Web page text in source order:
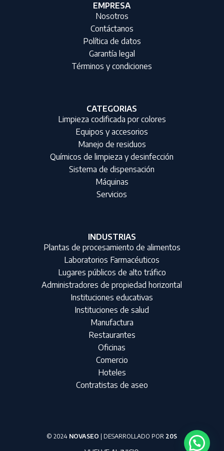
EMPRESA
Nosotros
Contáctanos
Política de datos
Garantía legal
Términos y condiciones
CATEGORIAS
Limpieza codificada por colores
Equipos y accesorios
Manejo de residuos
Químicos de limpieza y desinfección
Sistema de dispensación
Máquinas
Servicios
INDUSTRIAS
Plantas de procesamiento de alimentos
Laboratorios Farmacéuticos
Lugares públicos de alto tráfico
Administradores de propiedad horizontal
Instituciones educativas
Instituciones de salud
Manufactura
Restaurantes
Oficinas
Comercio
Hoteles
Contratistas de aseo
© 2024 NOVASEO | DESARROLLADO POR 20S